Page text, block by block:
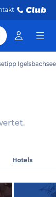
Igelsbachsee
Hotels